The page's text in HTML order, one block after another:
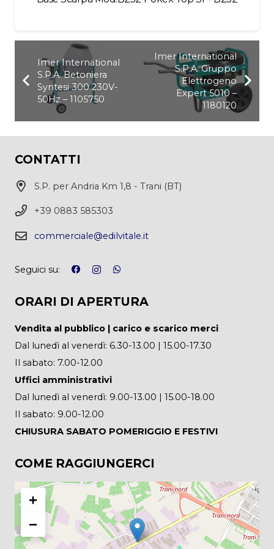
Imer International
S.P.A. Betoniera
Syntesi 300 230V-
50Hz – 1105750
Imer International
S.P.A. Gruppo
Elettrogeno
Expert 5010 –
1180120
CONTATTI
S.P. per Andria Km 1,8 - Trani (BT)
+39 0883 585303
commerciale@edilvitale.it
Seguici su:
ORARI DI APERTURA
Vendita al pubblico | carico e scarico merci
Dal lunedì al venerdì: 6.30-13.00 | 15.00-17.30
Il sabato: 7.00-12.00
Uffici amministrativi
Dal lunedì al venerdì: 9.00-13.00 | 15.00-18.00
Il sabato: 9.00-12.00
CHIUSURA SABATO POMERIGGIO E FESTIVI
COME RAGGIUNGERCI
+
−